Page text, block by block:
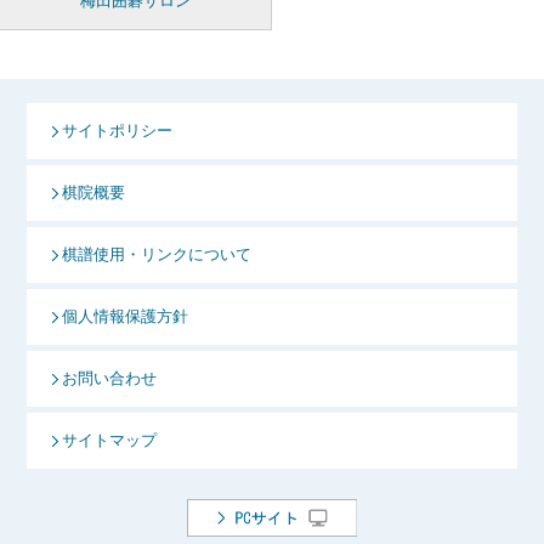
サイトポリシー
棋院概要
棋譜使用・リンクについて
個人情報保護方針
お問い合わせ
サイトマップ